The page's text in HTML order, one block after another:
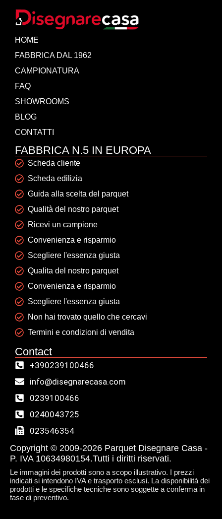
HOME
FABBRICA DAL 1962
CAMPIONATURA
FAQ
SHOWROOMS
BLOG
CONTATTI
FABBRICA N.5 IN EUROPA
Scheda cliente
Scheda edilizia
Guida alla scelta del parquet
Qualità del nostro parquet
Ricevi un campione
Convenienza e risparmio
Scegliere l'essenza giusta
Qualita del nostro parquet
Convenienza e risparmio
Scegliere l'essenza giusta
Non hai trovato quello che cercavi
Termini e condizioni di vendita
Contact
+390239100466
info@disegnarecasa.com
0239100466
0240043725
023546354
Copyright © 2009-2026 Parquet Disegnare Casa -
P. IVA 10634980154.Tutti i diritti riservati.
Le immagini dei prodotti sono a scopo illustrativo. I prezzi
indicati si intendono IVA e trasporto esclusi. La disponibilità dei
prodotti e le specifiche tecniche sono soggette a conferma in
fase di preventivo.